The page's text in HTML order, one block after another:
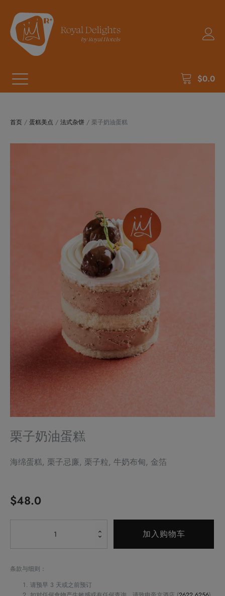
$0.0
首页 / 蛋糕美点 / 法式杂饼 / 栗子奶油蛋糕
栗子奶油蛋糕
海绵蛋糕, 栗子忌廉, 栗子粒, 牛奶布甸, 金箔
$48.0
油
加入购物车
条款与细则：
请预早 3 天或之前预订